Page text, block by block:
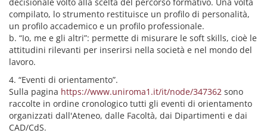
compilato, lo strumento restituisce un profilo di personalità,
un profilo accademico e un profilo professionale.
b. “Io, me e gli altri”: permette di misurare le soft skills, cioè le
attitudini rilevanti per inserirsi nella società e nel mondo del
lavoro.
4. “Eventi di orientamento”.
Sulla pagina https://www.uniroma1.it/it/node/347362 sono
raccolte in ordine cronologico tutti gli eventi di orientamento
organizzati dall'Ateneo, dalle Facoltà, dai Dipartimenti e dai
CAD/CdS.